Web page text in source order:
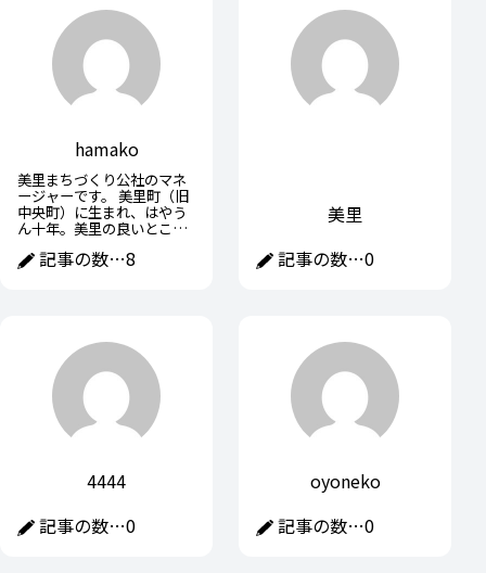
hamako
美里まちづくり公社のマネ
ージャーです。 美里町（旧
中央町）に生まれ、はやう
ん十年。美里の良いところ
ス」も10年以上が経ちまし
記事の数…8
美里
記事の数…0
4444
記事の数…0
oyoneko
記事の数…0